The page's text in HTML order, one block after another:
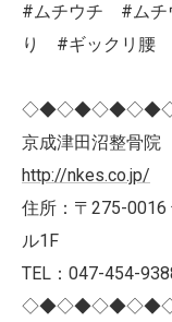
#ムチウチ #ム
り #ギックリ腰
京成津田沼整骨院
http://nkes.co.jp/
住所：〒275-
ル1F
TEL：047-454-